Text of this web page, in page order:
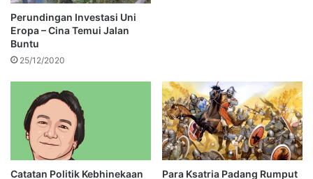
Perundingan Investasi Uni
Eropa – Cina Temui Jalan
Buntu
25/12/2020
Catatan Politik Kebhinekaan
Para Ksatria Padang Rumput